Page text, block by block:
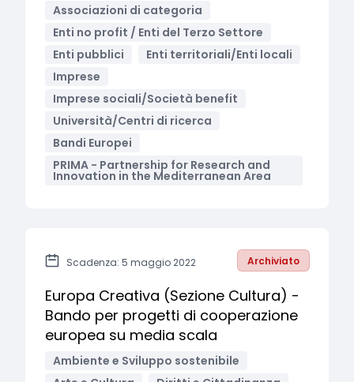
Associazioni di categoria
Enti no profit / Enti del Terzo Settore
Enti pubblici
Enti territoriali/Enti locali
Imprese
Imprese sociali/Società benefit
Università/Centri di ricerca
Bandi Europei
PRIMA - Partnership for Research and
Innovation in the Mediterranean Area
Scadenza: 5 maggio 2022 Archiviato
Europa Creativa (Sezione Cultura) -
Bando per progetti di cooperazione
europea su media scala
Ambiente e Sviluppo sostenibile